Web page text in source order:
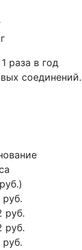
раза в год
соединений.
руб.
руб.
руб.
руб.